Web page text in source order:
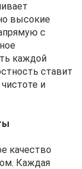
высокие
с
каждой
ставит
и
качество
Каждая